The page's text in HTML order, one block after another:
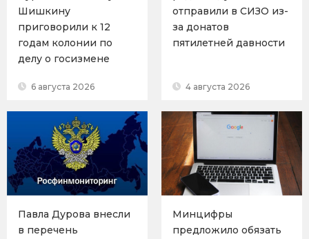
Шишкину
приговорили к 12
годам колонии по
делу о госизмене
6 августа 2026
отправили в СИЗО из-
за донатов
пятилетней давности
4 августа 2026
Павла Дурова внесли
в перечень
Минцифры
предложило обязать